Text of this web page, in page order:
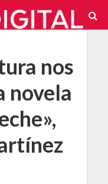
nos
novela